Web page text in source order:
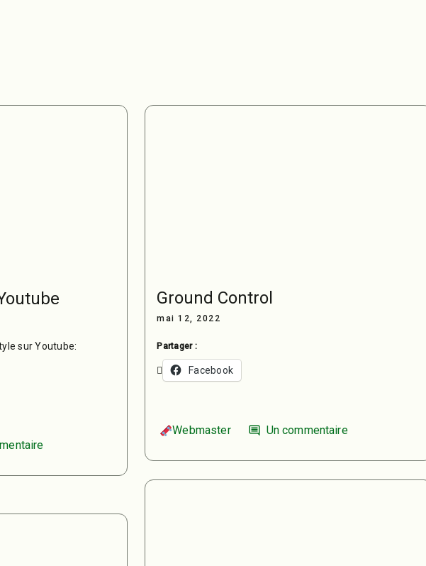
sur Youtube:
Ground Control
mai 12, 2022
Partager :
Facebook
Webmaster comment Un commentaire